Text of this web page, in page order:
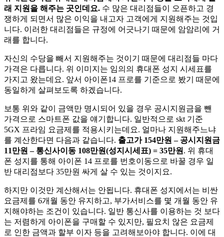
래 지원을 해주는 곳인데요. 수 많은 대리점들이 오픈하고 경
쟁하게 되면서 많은 이익을 내고자 고객에게 지원해주는 것입
니다. 이러한 대리점들은 규정에 어긋나기 때문에 암암리에 거
래를 합니다.
자신의 수당을 빼서 지원해주는 것이기 때문에 대리점들 마다
가격은 다릅니다. 위 이미지는 임의의 휴대폰 성지 시세표를
가지고 왔는데요. 앞서 아이폰14 프로를 기준으로 봤기 때문에
동일하게 살펴보도록 하겠습니다.
보통 위와 같이 금액만 명시되어 있을 경우 공시지원금을 뺀
가격으로 스마트폰 값을 얘기합니다. 일반적으로 skt 기준
5GX 프라임 요금제를 적용시키는데요. 얼마나 지원해주느냐
를 계산한다면 다음과 같습니다. 출고가 154만원 – 공시지원금
11만원 – 통신사이동 108만원(성지시세표) = 35만원 . 위 휴대
폰 성지를 통해 아이폰 14 프로를 번호이동으로 바꿀 경우 일
반 대리점보다 35만원 싸게 살 수 있는 것이지요.
하지만 이것만 계산해서는 안됩니다. 휴대폰 성지에서는 비싼
요금제를 6개월 동안 유지하고, 부가서비스를 몇 개월 동안 유
지해야하는 조건이 있습니다. 일반 통신사를 이용하는 것 보다
는 저렴하게 아이폰을 구매할 수 있지만, 필요치 않은 요금제
로 인한 금액과 할부 이자 등을 고려해보아야 합니다. 이에 대